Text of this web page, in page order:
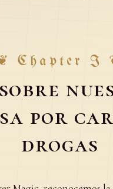
Chapter I
por
drogas